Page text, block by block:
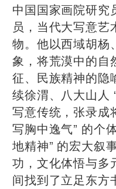
中国国家画院研究
员，当代大写意艺
物。他以西域胡杨
象，将荒漠中的自
征、民族精神的隐
续徐渭、八大山人
写意传统，张录成
写胸中逸气” 的个
地精神” 的宏大叙
功，文化体悟与多
间找到了立足东方